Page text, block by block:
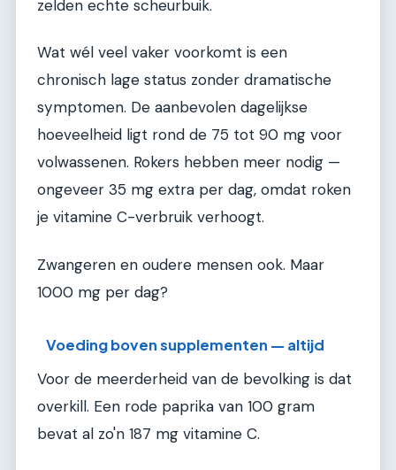
zelden echte scheurbuik.
Wat wél veel vaker voorkomt is een
chronisch lage status zonder dramatische
symptomen. De aanbevolen dagelijkse
hoeveelheid ligt rond de 75 tot 90 mg voor
volwassenen. Rokers hebben meer nodig —
ongeveer 35 mg extra per dag, omdat roken
je vitamine C-verbruik verhoogt.
Zwangeren en oudere mensen ook. Maar
1000 mg per dag?
Voeding boven supplementen — altijd
Voor de meerderheid van de bevolking is dat
overkill. Een rode paprika van 100 gram
bevat al zo'n 187 mg vitamine C.